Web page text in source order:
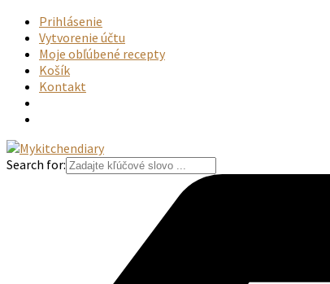
Prihlásenie
Vytvorenie účtu
Moje obľúbené recepty
Košík
Kontakt
Search for: